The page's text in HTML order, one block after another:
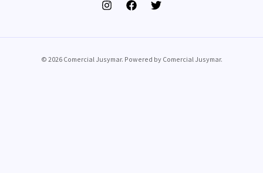
© 2026 Comercial Jusymar. Powered by Comercial Jusymar.